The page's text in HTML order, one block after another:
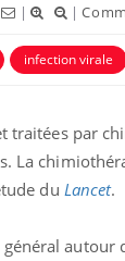
| |
infection virale
traitées par
La
du Lancet.
Chronique
ma
des sujets qui
non ! D'un
...